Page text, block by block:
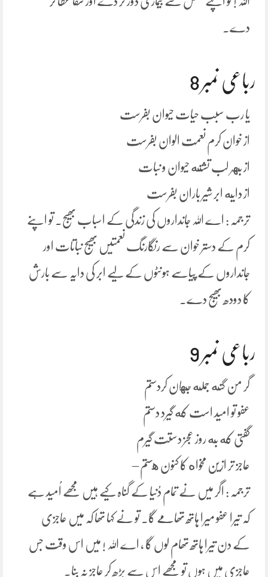
دے۔
رباعی نمبر 8
یا رب سبب حیات حیوان بفرست
از خوان کرم نعمت الوان بفرست
از بهر لب تشنه حیوان و نبات
از دایه ابر شیر باران بفرست
ترجمہ : اے اللہ جانداروں کی زندگی کے اسباب بھیج۔ تو اپنے
کرم کے دستر خوان سے رنگارنگ نعمتیں بھیج نباتات اور
جانداروں کے پیاسے ہونٹوں کے لیے ابر کی دایہ سے بارش
کا دودھ بھیج دے۔
رباعی نمبر 9
گر من گنه جمله جهان کردستم
عفو تو امید است که گیرد دستم
گفتی که به روز عجز دستت گیرم
عاجز تر ازین مخواه کا کنون هستم –
ترجمہ : اگر میں نے تمام دُنیا کے گناہ کیے ہیں مجھے اُمید ہے
کہ تیرا عفو میرا ہاتھ تھامے گا۔ تو نے کہا تھا کہ میں عاجزی
کے دن تیرا ہاتھ تھام لوں گا ، اے اللہ ! میں اس وقت جس
عاجزی میں ہوں تو مجھے اس سے بڑھ کر عاجز نہ بنا۔